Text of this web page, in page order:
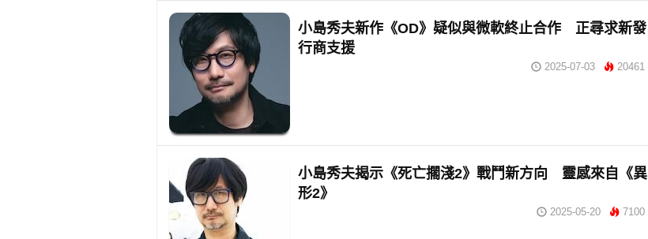
小島秀夫新作《OD》疑似與微軟終止合作 正尋求新發
行商支援
2025-07-03 20461
小島秀夫揭示《死亡擱淺2》戰鬥新方向 靈感來自《異
形2》
2025-05-20 7100